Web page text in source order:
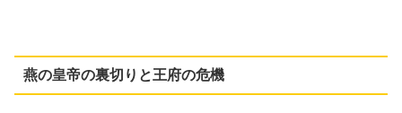
燕の皇帝の裏切りと王府の危機